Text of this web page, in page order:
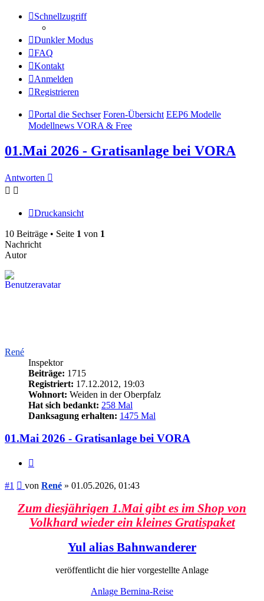
Schnellzugriff
Dunkler Modus
FAQ
Kontakt
Anmelden
Registrieren
Portal die Sechser Foren-Übersicht EEP6 Modelle
Modellnews VORA & Free
01.Mai 2026 - Gratisanlage bei VORA
Antworten
Druckansicht
10 Beiträge • Seite 1 von 1
Nachricht
Autor
René
Inspektor
Beiträge: 1715
Registriert: 17.12.2012, 19:03
Wohnort: Weiden in der Oberpfalz
Hat sich bedankt: 258 Mal
Danksagung erhalten: 1475 Mal
01.Mai 2026 - Gratisanlage bei VORA
#1 Beitrag
von René » 01.05.2026, 01:43
Zum diesjährigen 1.Mai gibt es im Shop von
Volkhard wieder ein kleines Gratispaket
Yul alias Bahnwanderer
veröffentlicht die hier vorgestellte Anlage
Anlage Bernina-Reise